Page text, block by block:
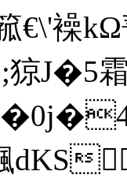
€\'襙
霜
褍
dKS